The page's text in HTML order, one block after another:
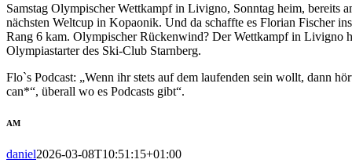
Samstag Olympischer Wettkampf in Livigno, Sonntag heim, bereits
nächsten Weltcup in Kopaonik. Und da schaffte es Florian Fischer
Rang 6 kam. Olympischer Rückenwind? Der Wettkampf in Livigno
Olympiastarter des Ski-Club Starnberg.
Flo`s Podcast: „Wenn ihr stets auf dem laufenden sein wollt, dann
can*“, überall wo es Podcasts gibt“.
AM
daniel2026-03-08T10:51:15+01:00